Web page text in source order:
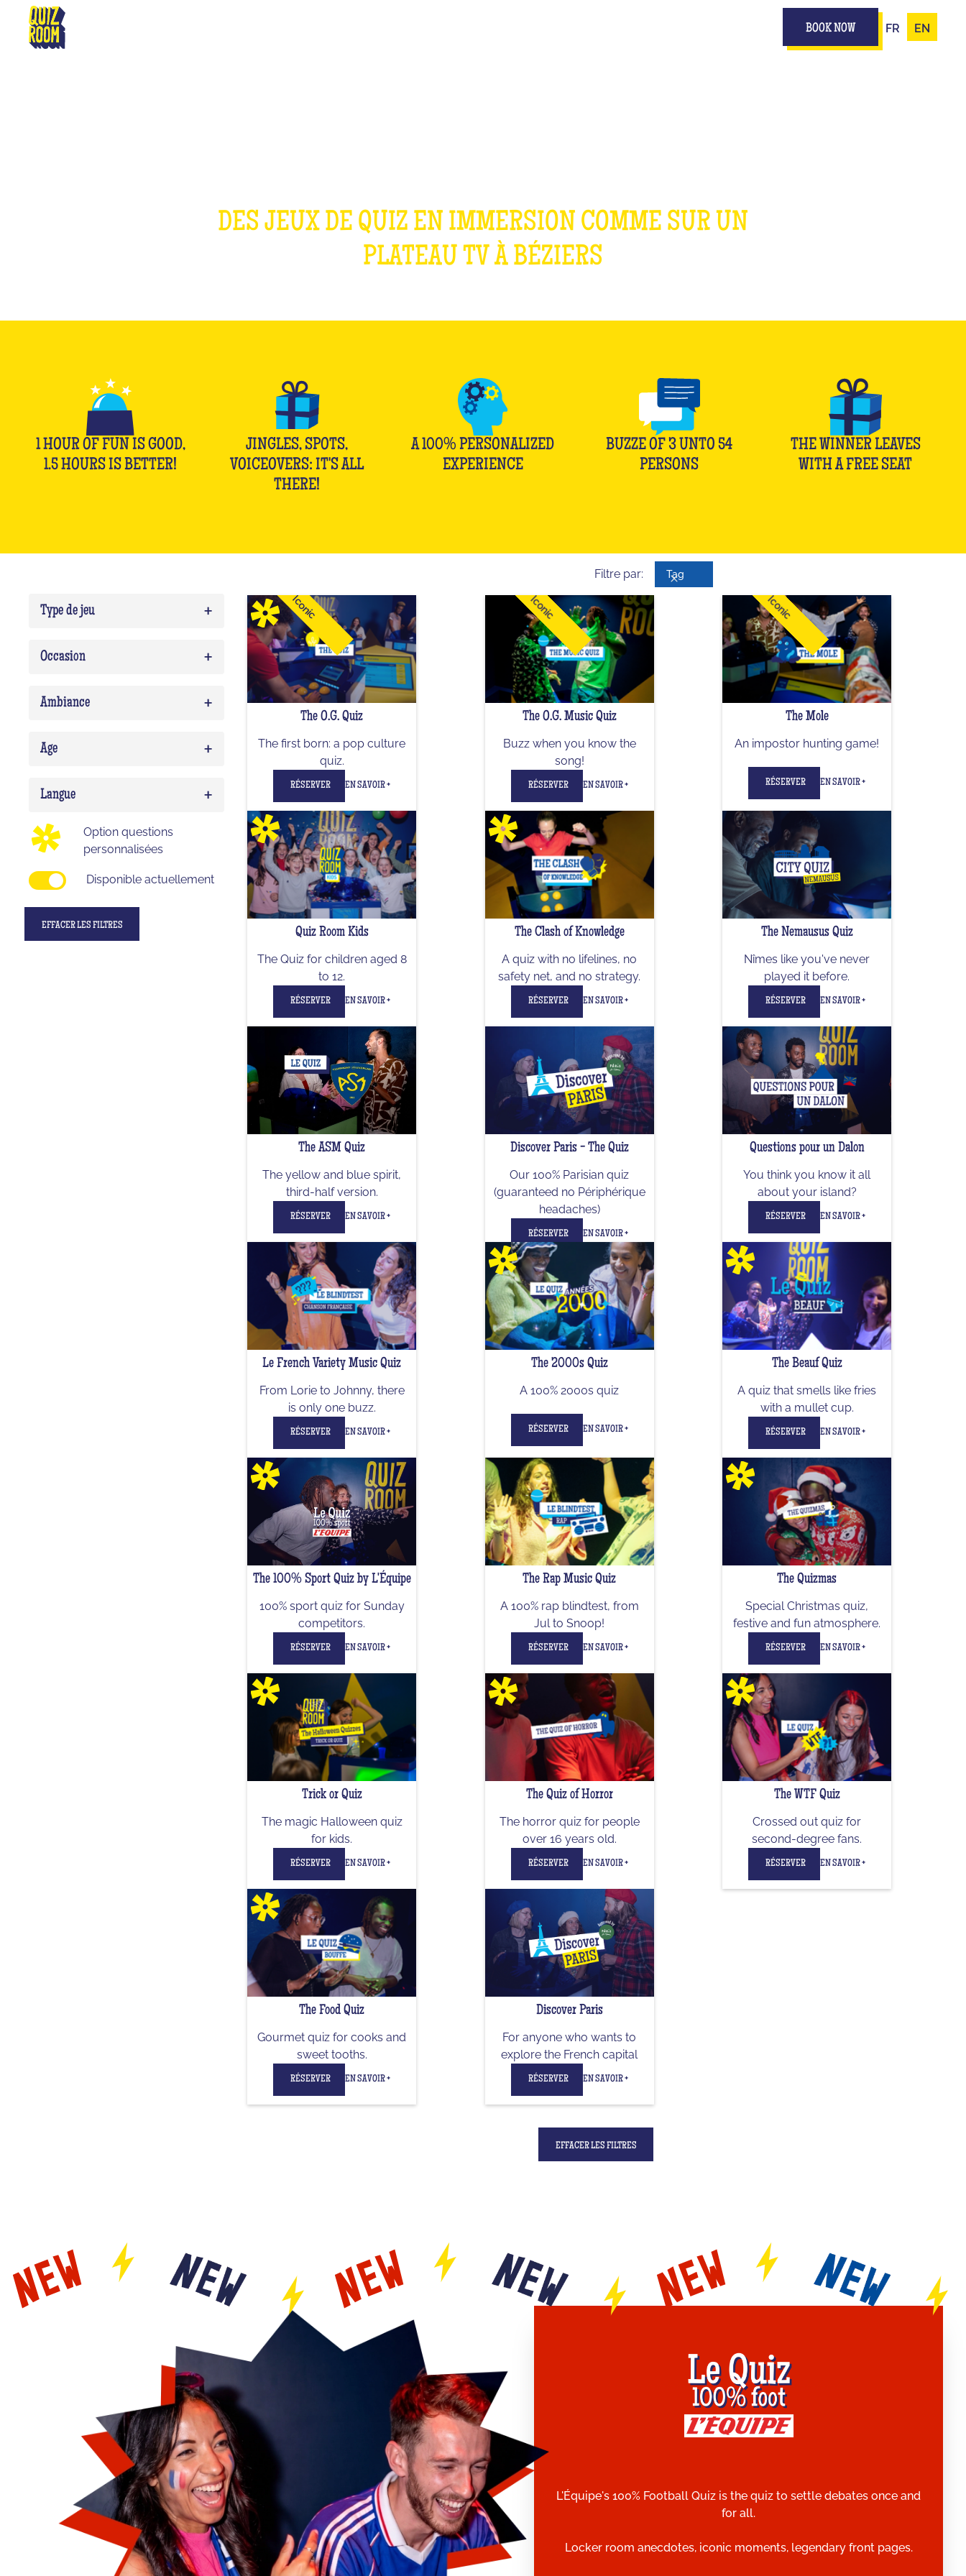
BOOK NOW FR EN
DES JEUX DE QUIZ EN IMMERSION COMME SUR UN
PLATEAU TV À BÉZIERS
1 HOUR OF FUN IS GOOD,
1.5 HOURS IS BETTER!
JINGLES, SPOTS,
VOICEOVERS: IT'S ALL
THERE!
A 100% PERSONALIZED
EXPERIENCE
BUZZE OF 3 UNTO 54
PERSONS
THE WINNER LEAVES
WITH A FREE SEAT
Type de jeu +
Occasion +
0
Ambiance +
Impostor 0
Age +
Adulte
Langue +
Option questions
personnalisées
Disponible actuellement
EFFACER LES FILTRES
Filtre par: Tag
Iconic
The O.G. Quiz
The first born: a pop culture
quiz.
RÉSERVER EN SAVOIR +
Iconic
The O.G. Music Quiz
Buzz when you know the
song!
RÉSERVER EN SAVOIR +
Iconic
The Mole
An impostor hunting game!
RÉSERVER EN SAVOIR +
Quiz Room Kids
The Quiz for children aged 8
to 12.
RÉSERVER EN SAVOIR +
The Clash of Knowledge
A quiz with no lifelines, no
safety net, and no strategy.
RÉSERVER EN SAVOIR +
The Nemausus Quiz
Nîmes like you've never
played it before.
RÉSERVER EN SAVOIR +
The ASM Quiz
The yellow and blue spirit,
third-half version.
RÉSERVER EN SAVOIR +
Discover Paris - The Quiz
Our 100% Parisian quiz
(guaranteed no Périphérique
headaches)
RÉSERVER EN SAVOIR +
Questions pour un Dalon
You think you know it all
about your island?
RÉSERVER EN SAVOIR +
Le French Variety Music Quiz
From Lorie to Johnny, there
is only one buzz.
RÉSERVER EN SAVOIR +
The 2000s Quiz
A 100% 2000s quiz
RÉSERVER EN SAVOIR +
The Beauf Quiz
A quiz that smells like fries
with a mullet cup.
RÉSERVER EN SAVOIR +
The 100% Sport Quiz by L'Équipe
100% sport quiz for Sunday
competitors.
RÉSERVER EN SAVOIR +
The Rap Music Quiz
A 100% rap blindtest, from
Jul to Snoop!
RÉSERVER EN SAVOIR +
The Quizmas
Special Christmas quiz,
festive and fun atmosphere.
RÉSERVER EN SAVOIR +
Trick or Quiz
The magic Halloween quiz
for kids.
RÉSERVER EN SAVOIR +
The Quiz of Horror
The horror quiz for people
over 16 years old.
RÉSERVER EN SAVOIR +
The WTF Quiz
Crossed out quiz for
second-degree fans.
RÉSERVER EN SAVOIR +
The Food Quiz
Gourmet quiz for cooks and
sweet tooths.
RÉSERVER EN SAVOIR +
Discover Paris
For anyone who wants to
explore the French capital
RÉSERVER EN SAVOIR +
EFFACER LES FILTRES
L'Équipe's 100% Football Quiz is the quiz to settle debates once and
for all.
Locker room anecdotes, iconic moments, legendary front pages.